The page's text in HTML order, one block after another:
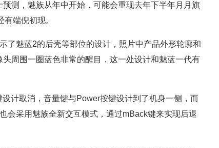
测，魅族从年中开始，可能会重现去年下半年月月旗
端倪初现。
了魅蓝2的后壳等部位的设计，照片中产品外形轮廓和
周围一圈蓝色非常的醒目，这一处设计和魅蓝一代有
计取消，音量键与Power按键设计到了机身一侧，而
会采用魅族全新交互模式，通过mBack键来实现后退